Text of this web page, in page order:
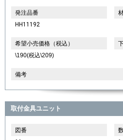
発注品番
HH11192
希望小売価格（税込）
\190(税込\209)
備考
取付金具ユニット
図番